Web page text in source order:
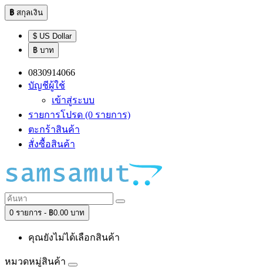
฿ สกุลเงิน
$ US Dollar
฿ บาท
0830914066
บัญชีผู้ใช้
เข้าสู่ระบบ
รายการโปรด (0 รายการ)
ตะกร้าสินค้า
สั่งซื้อสินค้า
0 รายการ - ฿0.00 บาท
คุณยังไม่ได้เลือกสินค้า
หมวดหมู่สินค้า